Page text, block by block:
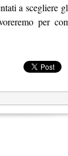
a scegliere
per